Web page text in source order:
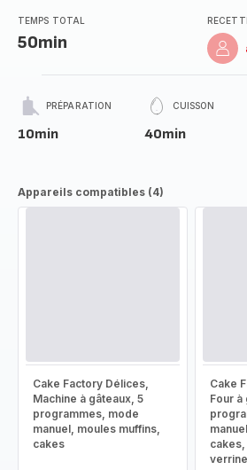
TEMPS TOTAL
50min
PRÉPARATION
10min
CUISSON
40min
Appareils compatibles (4)
Cake Factory Délices,
Machine à gâteaux, 5
programmes, mode
manuel, moules muffins,
cakes
Cake
Four à